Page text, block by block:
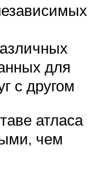
для
с другом
атласа
чем